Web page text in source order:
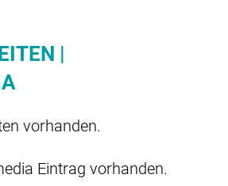
|
vorhanden.
Eintrag vorhanden.